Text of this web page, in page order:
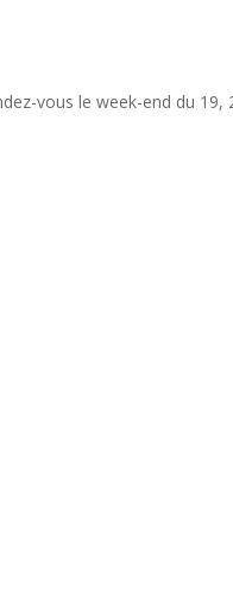
vous le week-end du 19,